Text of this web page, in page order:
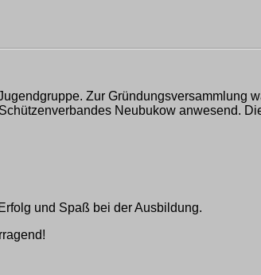
Zur Gründungsversammlung
Neubukow anwesend.
und Spaß bei der Ausbildung.